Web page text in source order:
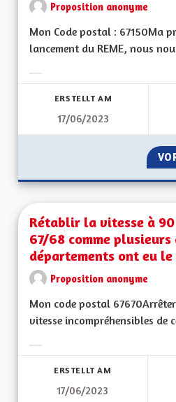
Proposition anonyme
Mon Code postal : 67150Ma
lancement du REME, nous
ERSTELLT AM
17/06/2023
Rétablir la vitesse à
67/68 comme plusieurs
départements ont eu
Proposition anonyme
Mon code postal
vitesse incompréhensibles de
ERSTELLT AM
17/06/2023